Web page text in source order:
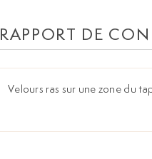
RAPPORT DE
Velours ras sur une zone du